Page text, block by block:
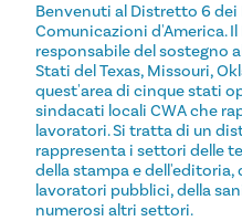
Benvenuti al Distretto 6
Comunicazioni d'America.
responsabile del sostegno
Stati del Texas, Missouri,
quest'area di cinque stati
sindacati locali CWA che
lavoratori. Si tratta di un
rappresenta i settori delle
della stampa e dell'editoria,
lavoratori pubblici, della
numerosi altri settori.